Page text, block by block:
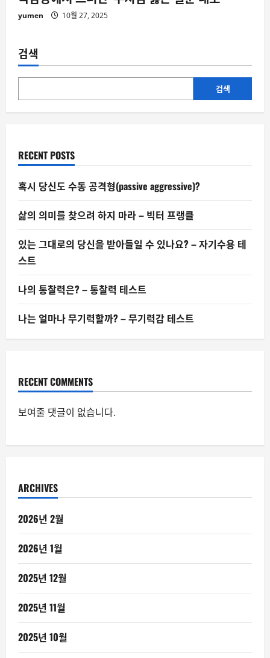
yumen 10월 27, 2025
검색
검색
RECENT POSTS
혹시 당신도 수동 공격형(passive aggressive)?
삶의 의미를 찾으려 하지 마라 – 빅터 프랭클
있는 그대로의 당신을 받아들일 수 있나요? – 자기수용 테
스트
나의 통찰력은? – 통찰력 테스트
나는 얼마나 무기력할까? – 무기력감 테스트
RECENT COMMENTS
보여줄 댓글이 없습니다.
ARCHIVES
2026년 2월
2026년 1월
2025년 12월
2025년 11월
2025년 10월